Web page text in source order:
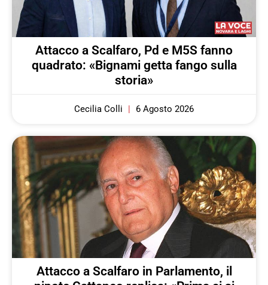
Attacco a Scalfaro, Pd e M5S fanno
quadrato: «Bignami getta fango sulla
storia»
Cecilia Colli 6 Agosto 2026
Attacco a Scalfaro in Parlamento, il